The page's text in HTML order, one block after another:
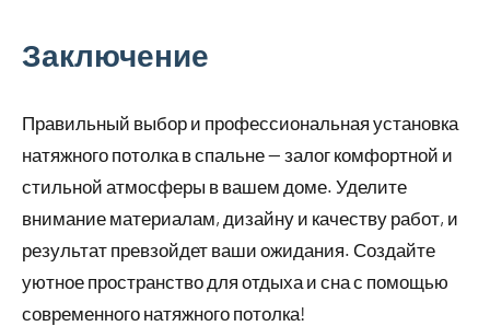
Заключение
Правильный выбор и профессиональная установка
натяжного потолка в спальне — залог комфортной и
стильной атмосферы в вашем доме. Уделите
внимание материалам, дизайну и качеству работ, и
результат превзойдет ваши ожидания. Создайте
уютное пространство для отдыха и сна с помощью
современного натяжного потолка!